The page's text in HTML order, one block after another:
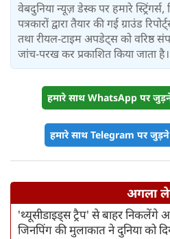
वेबदुनिया न्यूज़ डेस्क पर हमारे
पत्रकारों द्वारा तैयार की गई ग्राउंड
तथा रीयल-टाइम अपडेट्स को वरिष्ठ
जांच-परख कर प्रकाशित किया जाता
हमारे साथ WhatsApp पर
हमारे साथ Telegram पर
अगला
'थ्यूसीडाइड्स ट्रैप' से बाहर निकलेंगे
जिनपिंग की मुलाकात ने दुनिया को